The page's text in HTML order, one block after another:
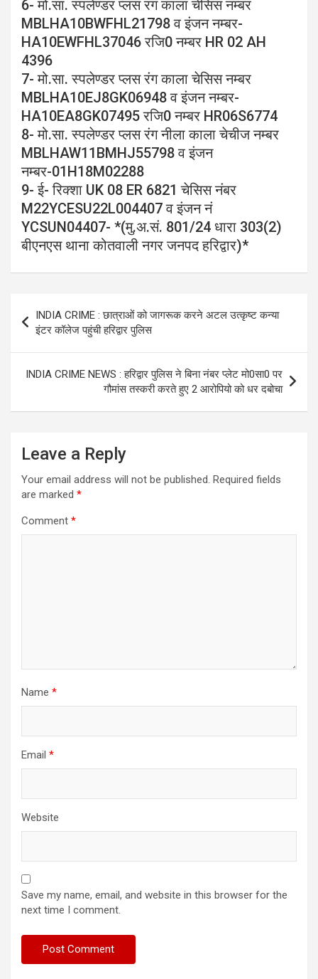
6- मो.सा. स्पलेण्डर प्लस रंग काला चेसिस नम्बर
MBLHA10BWFHL21798 व इंजन नम्बर-
HA10EWFHL37046 रजि0 नम्बर HR 02 AH
4396
7- मो.सा. स्पलेण्डर प्लस रंग काला चेसिस नम्बर
MBLHA10EJ8GK06948 व इंजन नम्बर-
HA10EA8GK07495 रजि0 नम्बर HR06S6774
8- मो.सा. स्पलेण्डर प्लस रंग नीला काला चेचीज नम्बर
MBLHAW11BMHJ55798 व इंजन
नम्बर-01H18M02288
9- ई- रिक्शा UK 08 ER 6821 चेसिस नंबर
M22YCESU22L004407 व इंजन नं
YCSUN04407- *(मु.अ.सं. 801/24 धारा 303(2)
बीएनएस थाना कोतवाली नगर जनपद हरिद्वार)*
navigation
INDIA CRIME : छात्राओं को जागरूक करने अटल उत्कृष्ट कन्या
इंटर कॉलेज पहुंची हरिद्वार पुलिस
INDIA CRIME NEWS : हरिद्वार पुलिस ने बिना नंबर प्लेट मो0सा0 पर
गौमांस तस्करी करते हुए 2 आरोपियो को धर दबोचा
Leave a Reply
Your email address will not be published. Required fields
are marked *
Comment *
Name *
Email *
Website
Save my name, email, and website in this browser for the
next time I comment.